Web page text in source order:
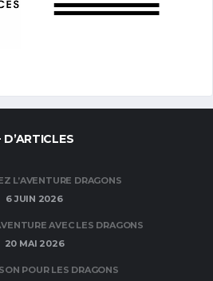
D’ARTICLES
L’AVENTURE DRAGONS
6 JUIN 2026
AVEC LES DRAGONS
20 MAI 2026
POUR LES DRAGONS